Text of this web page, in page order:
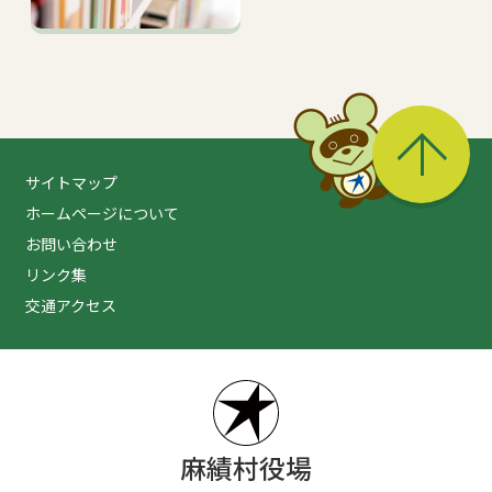
サイトマップ
ホームページについて
お問い合わせ
リンク集
交通アクセス
麻績村役場